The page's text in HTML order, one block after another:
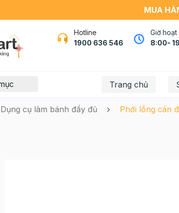
MUA
Hotline
1900 636 546
Giờ
8:00-
Trang chủ
Dụng cụ làm bánh đầy đủ Phới lồng cán